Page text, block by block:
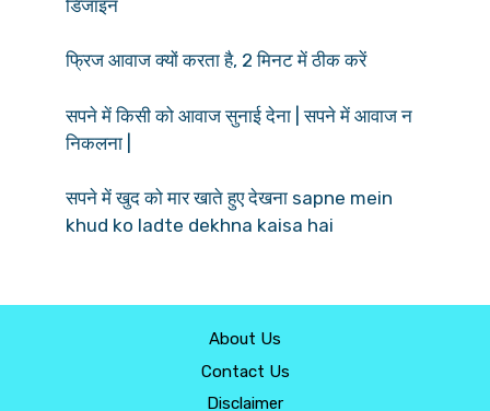
डिजाइन
फ्रिज आवाज क्यों करता है, 2 मिनट में ठीक करें
सपने में किसी को आवाज सुनाई देना | सपने में आवाज न
निकलना |
सपने में खुद को मार खाते हुए देखना sapne mein
khud ko ladte dekhna kaisa hai
About Us
Contact Us
Disclaimer